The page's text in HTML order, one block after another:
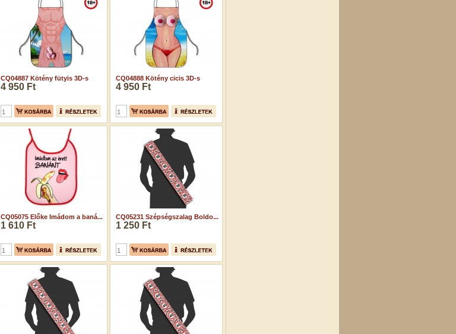
CQ04887 Kötény fütyis 3D-s
4 950 Ft
CQ04888 Kötény cicis 3D-s
4 950 Ft
CQ05075 Előke Imádom a baná...
1 610 Ft
CQ05231 Szépségszalag Boldo...
1 250 Ft